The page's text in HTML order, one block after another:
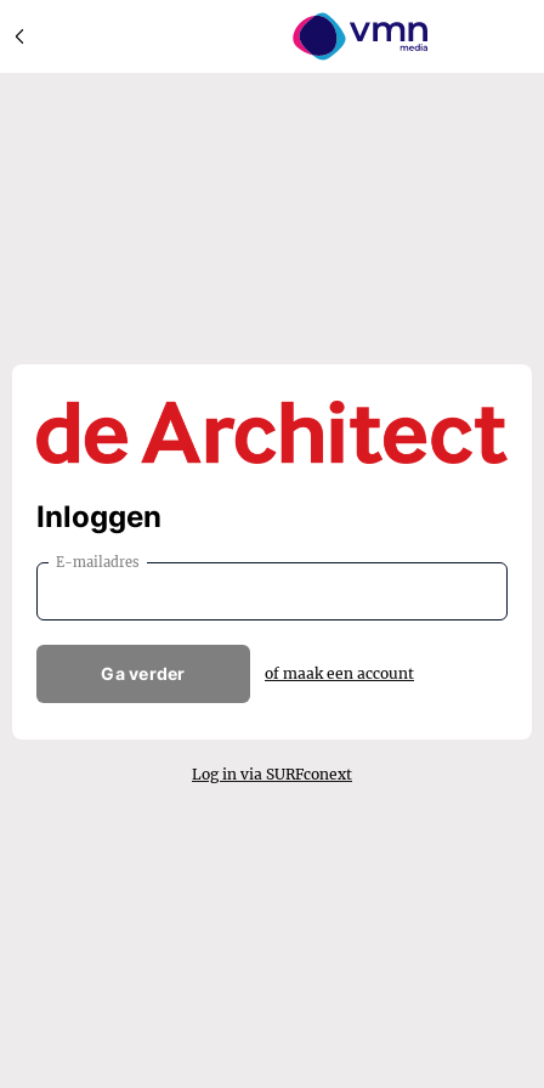
Inloggen
E-mailadres
Ga verder of maak een account
Log in via SURFconext